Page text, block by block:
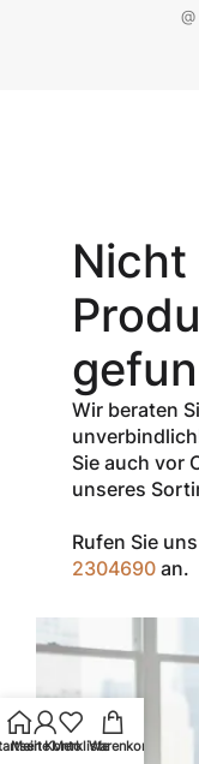
Gutschein-Code
INSPEC30
erhalten Sie
% Rabattauf
den Netto-
Verkaufspreis
aller Produkte
der Marke
InSpec von
Zum Einlösen
geben Sie den
Warenkorb
an der Kasse
Der Gutschein
nur einmal pro
Wir beraten
Sie auch vor
unseres
Rufen Sie
2304690 an.
Mein KontoMerklisteWarenkorb